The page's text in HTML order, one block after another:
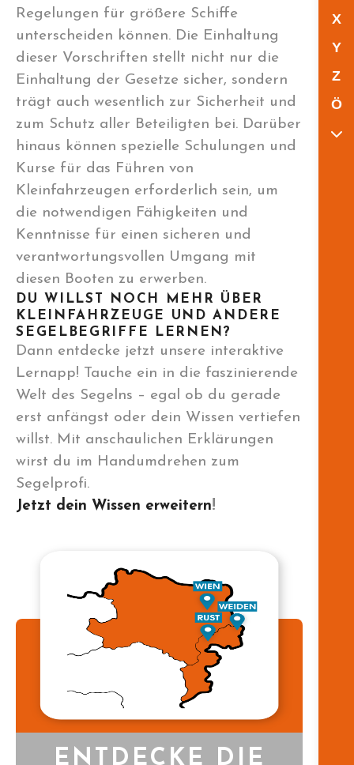
X
Y
Z
Ö
Regelungen für größere Schiffe
unterscheiden können. Die Einhaltung
dieser Vorschriften stellt nicht nur die
Einhaltung der Gesetze sicher, sondern
trägt auch wesentlich zur Sicherheit und
zum Schutz aller Beteiligten bei. Darüber
hinaus können spezielle Schulungen und
Kurse für das Führen von
Kleinfahrzeugen erforderlich sein, um
die notwendigen Fähigkeiten und
Kenntnisse für einen sicheren und
verantwortungsvollen Umgang mit
diesen Booten zu erwerben.
DU WILLST NOCH MEHR ÜBER
KLEINFAHRZEUGE UND ANDERE
SEGELBEGRIFFE LERNEN?
Dann entdecke jetzt unsere interaktive
Lernapp! Tauche ein in die faszinierende
Welt des Segelns – egal ob du gerade
erst anfängst oder dein Wissen vertiefen
willst. Mit anschaulichen Erklärungen
wirst du im Handumdrehen zum
Segelprofi.
Jetzt dein Wissen erweitern!
ENTDECKE DIE